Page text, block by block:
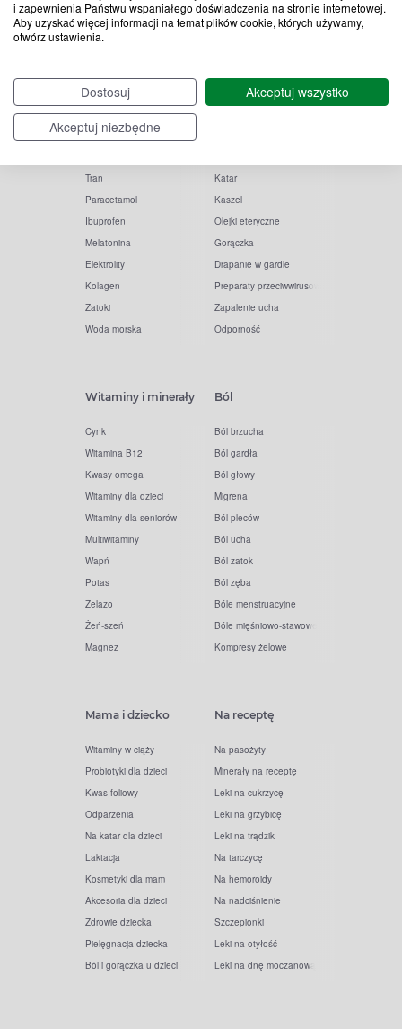
i zapewnienia Państwu wspaniałego doświadczenia na stronie internetowej.
Aby uzyskać więcej informacji na temat plików cookie, których używamy,
otwórz ustawienia.
Dostosuj
Akceptuj wszystko
Akceptuj niezbędne
Popularne zapytania
Witamina D
Witamina C
Tran
Paracetamol
Ibuprofen
Melatonina
Elektrolity
Kolagen
Zatoki
Woda morska
Przeziębienie i grypa
Katar
Kaszel
Olejki eteryczne
Gorączka
Drapanie w gardle
Preparaty przeciwwirusowe
Zapalenie ucha
Odporność
Witaminy i minerały
Cynk
Witamina B12
Kwasy omega
Witaminy dla dzieci
Witaminy dla seniorów
Multiwitaminy
Wapń
Potas
Żelazo
Żeń-szeń
Magnez
Ból
Ból brzucha
Ból gardła
Ból głowy
Migrena
Ból pleców
Ból ucha
Ból zatok
Ból zęba
Bóle menstruacyjne
Bóle mięśniowo-stawowe
Kompresy żelowe
Mama i dziecko
Witaminy w ciąży
Probiotyki dla dzieci
Kwas foliowy
Odparzenia
Na katar dla dzieci
Laktacja
Kosmetyki dla mam
Akcesoria dla dzieci
Zdrowie dziecka
Pielęgnacja dziecka
Ból i gorączka u dzieci
Na receptę
Na pasożyty
Minerały na receptę
Leki na cukrzycę
Leki na grzybicę
Leki na trądzik
Na tarczycę
Na hemoroidy
Na nadciśnienie
Szczepionki
Leki na otyłość
Leki na dnę moczanową